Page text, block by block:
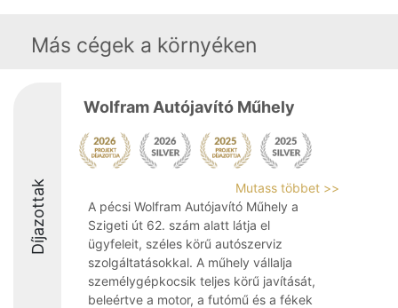
Más cégek a környéken
Díjazottak
Wolfram Autójavító Műhely
Mutass többet >>
A pécsi Wolfram Autójavító Műhely a
Szigeti út 62. szám alatt látja el
ügyfeleit, széles körű autószerviz
szolgáltatásokkal. A műhely vállalja
személygépkocsik teljes körű javítását,
beleértve a motor, a futómű és a fékek